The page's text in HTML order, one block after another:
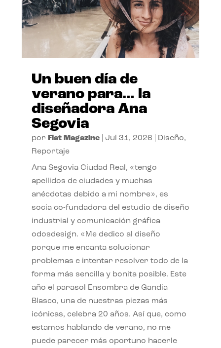
Un buen día de
verano para… la
diseñadora Ana
Segovia
por Flat Magazine| Jul 31, 2026 Diseño,
Reportaje
Ana Segovia Ciudad Real, «tengo
apellidos de ciudades y muchas
anécdotas debido a mi nombre», es
socia co-fundadora del estudio de diseño
industrial y comunicación gráfica
odosdesign. «Me dedico al diseño
porque me encanta solucionar
problemas e intentar resolver todo de la
forma más sencilla y bonita posible. Este
año el parasol Ensombra de Gandia
Blasco, una de nuestras piezas más
icónicas, celebra 20 años. Así que, como
estamos hablando de verano, no me
puede parecer más oportuno hacerle